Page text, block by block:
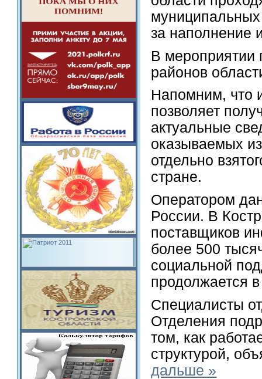
муниципальных
за
В мероприятии
районов
Напомним, что
позволяет
актуальные
оказываемых
отдельно
стране.
Оператором
России. В
поставщиков
более 500
социальной
продолжается
Специалисты
Отделения
том, как
структурой,
дальше »